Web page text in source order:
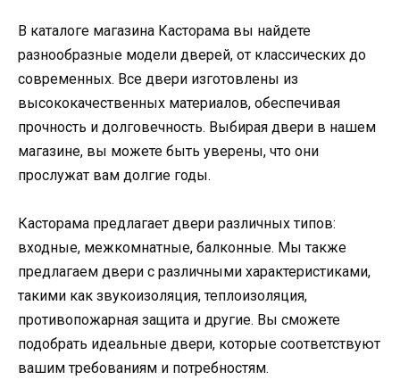
В каталоге магазина Касторама вы найдете
разнообразные модели дверей, от классических до
современных. Все двери изготовлены из
высококачественных материалов, обеспечивая
прочность и долговечность. Выбирая двери в нашем
магазине, вы можете быть уверены, что они
прослужат вам долгие годы.
Касторама предлагает двери различных типов:
входные, межкомнатные, балконные. Мы также
предлагаем двери с различными характеристиками,
такими как звукоизоляция, теплоизоляция,
противопожарная защита и другие. Вы сможете
подобрать идеальные двери, которые соответствуют
вашим требованиям и потребностям.